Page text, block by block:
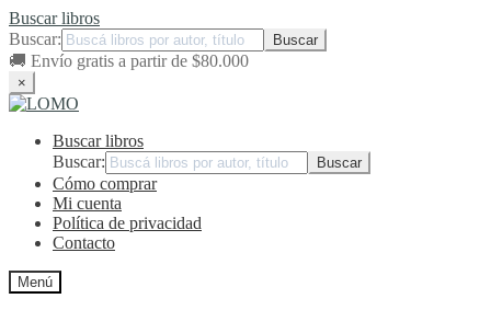
Buscar libros
Buscar:
🚚 Envío gratis a partir de $80.000
×
Ir
navegación
Ir
contenidoBuscar libros
Buscar:
Cómo comprar
Mi cuenta
Política de privacidad
Contacto
Menú